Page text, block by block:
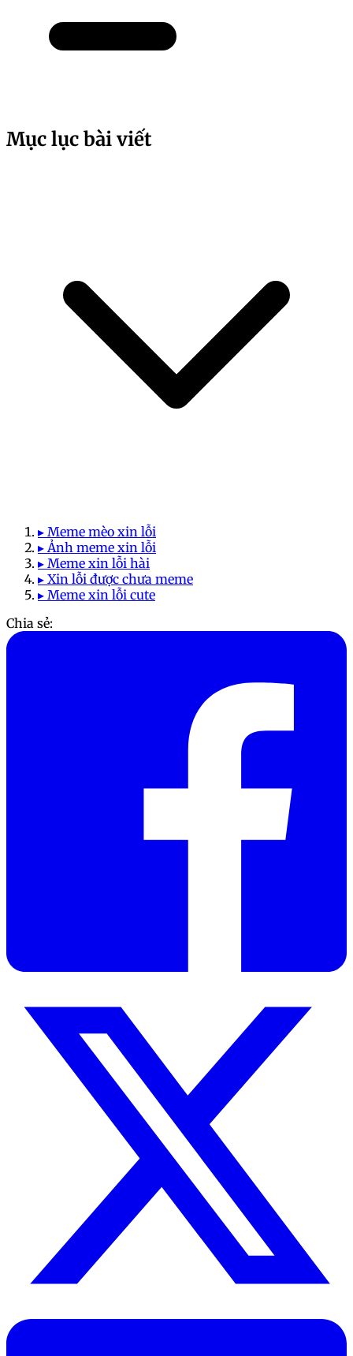
Mục lục bài viết
▸ Meme mèo xin lỗi
▸ Ảnh meme xin lỗi
▸ Meme xin lỗi hài
▸ Xin lỗi được chưa meme
▸ Meme xin lỗi cute
Chia sẻ: